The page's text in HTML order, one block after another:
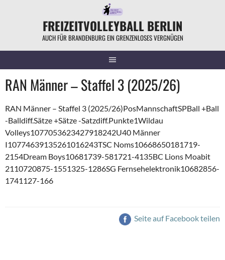
FREIZEITVOLLEYBALL BERLIN
AUCH FÜR BRANDENBURG EIN GRENZENLOSES VERGNÜGEN
RAN Männer – Staffel 3 (2025/26)
RAN Männer – Staffel 3 (2025/26)PosMannschaftSPBall +Ball
-Balldiff.Sätze +Sätze -Satzdiff.Punkte1Wildau
Volleys1077053623427918242U40 Männer
I10774639135261016243TSC Noms10668650181719-
2154Dream Boys10681739-581721-4135BC Lions Moabit
2110720875-1551325-1286SG Fernsehelektronik10682856-
1741127-166
Seite auf Facebook teilen